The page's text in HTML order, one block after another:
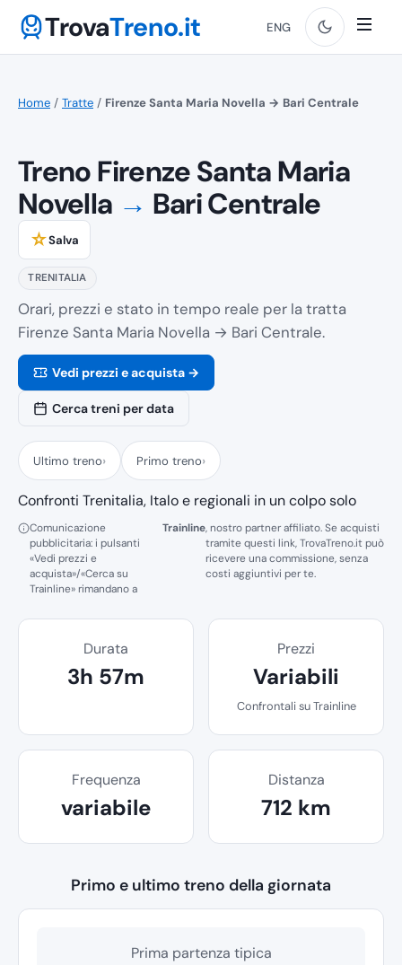
TrovaTreno.it ENG
Home / Tratte / Firenze Santa Maria Novella → Bari Centrale
Treno Firenze Santa Maria
Novella → Bari Centrale
☆Salva
TRENITALIA
Orari, prezzi e stato in tempo reale per la tratta
Firenze Santa Maria Novella → Bari Centrale.
Vedi prezzi e acquista →
Cerca treni per data
Ultimo treno Primo treno
Confronti Trenitalia, Italo e regionali in un colpo solo
Comunicazione
pubblicitaria: i pulsanti
«Vedi prezzi e
acquista»/«Cerca su
Trainline» rimandano a
Trainline, nostro partner affiliato. Se acquisti
tramite questi link, TrovaTreno.it può
ricevere una commissione, senza
costi aggiuntivi per te.
Durata
3h 57m
Prezzi
Variabili
Confrontali su Trainline
Frequenza
variabile
Distanza
712 km
Primo e ultimo treno della giornata
Prima partenza tipica